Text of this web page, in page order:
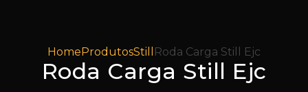
HomeProdutosStill Roda Carga Still Ejc
Roda Carga Still Ejc